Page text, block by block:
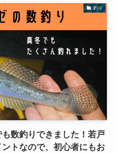
釣り
も数釣りできました！若戸
トなので、初心者にもお